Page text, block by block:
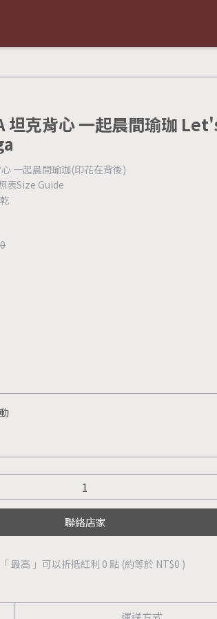
坦克背心 一起晨間瑜珈
一起晨間瑜珈(印花在背後)
表Size Guide
聯絡店家
最高 」可以折抵紅利 0 點 (約等於 NT$0 )